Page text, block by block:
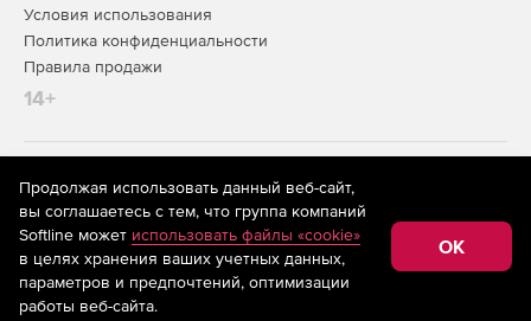
Условия использования
Политика конфиденциальности
Правила продажи
14+
На информационном ресурсе store.softline.ru применяются
рекомендательные технологии
(информационные технологии
предоставления информации на основе сбора,
систематизации и анализа сведений, относящихся к
предпочтениям пользователей сети «Интернет»,
находящихся на территории Российской Федерации)
Продолжая использовать данный веб-сайт,
вы соглашаетесь с тем, что группа компаний
Softline может использовать файлы «cookie»
в целях хранения ваших учетных данных,
параметров и предпочтений, оптимизации
работы веб-сайта.
OK